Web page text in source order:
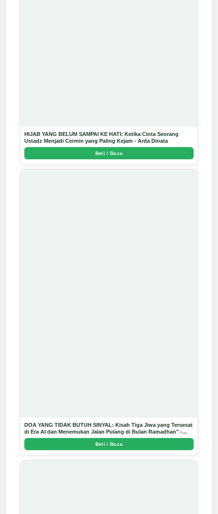
HIJAB YANG BELUM SAMPAI KE HATI: Ketika Cinta Seorang
Ustadz Menjadi Cermin yang Paling Kejam - Arda Dinata
Beli / Baca
DOA YANG TIDAK BUTUH SINYAL: Kisah Tiga Jiwa yang Tersesat
di Era AI dan Menemukan Jalan Pulang di Bulan Ramadhan" -
Arda Dinata
Beli / Baca